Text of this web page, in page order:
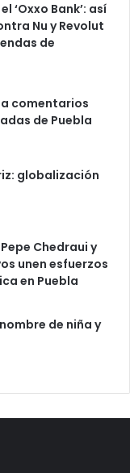
‘Oxxo Bank’: así
Nu y Revolut
de
comentarios
de Puebla
globalización
Chedraui y
unen esfuerzos
en Puebla
de niña y